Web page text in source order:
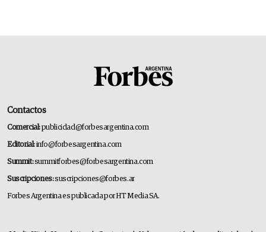
Contactos
Comercial:publicidad@forbesargentina.com
Editorial:info@forbesargentina.com
Summit:summitforbes@forbesargentina.com
Suscripciones:suscripciones@forbes.ar
Forbes Argentina es publicada por HT Media SA.